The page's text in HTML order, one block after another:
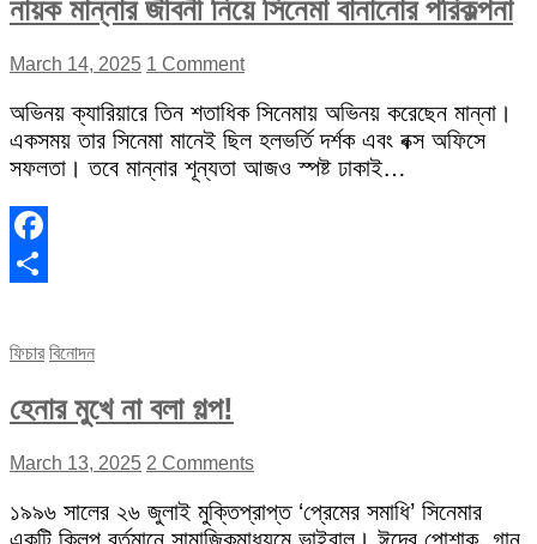
নায়ক মান্নার জীবনী নিয়ে সিনেমা বানানোর পরিকল্পনা
March 14, 2025 1 Comment
অভিনয় ক্যারিয়ারে তিন শতাধিক সিনেমায় অভিনয় করেছেন মান্না।
একসময় তার সিনেমা মানেই ছিল হলভর্তি দর্শক এবং বক্স অফিসে
সফলতা। তবে মান্নার শূন্যতা আজও স্পষ্ট ঢাকাই…
Facebook
ফিচার বিনোদন
হেনার মুখে না বলা গল্প!
March 13, 2025 2 Comments
১৯৯৬ সালের ২৬ জুলাই মুক্তিপ্রাপ্ত ‘প্রেমের সমাধি’ সিনেমার